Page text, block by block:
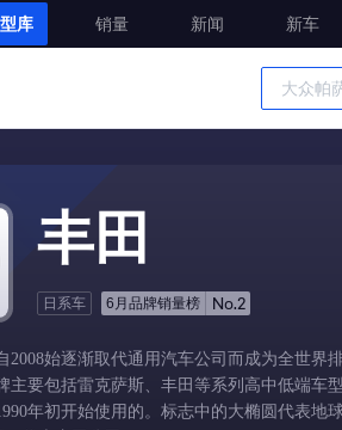
库 销量 新闻 新车
丰田
日系车 6月品牌销量榜 No.2
2008始逐渐取代通用汽车公司而成为全世界
主要包括雷克萨斯、丰田等系列高中低端车
年初开始使用的。标志中的大椭圆代表地